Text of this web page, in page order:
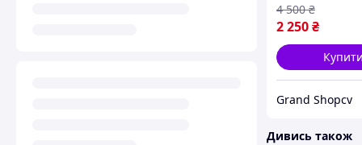
2 250₴
4 500 ₴
Купити
Grand Shopcv
Дивись також